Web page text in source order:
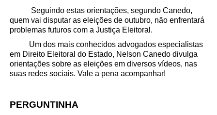
Seguindo estas orientações, segundo Canedo,
quem vai disputar as eleições de outubro, não enfrentará
problemas futuros com a Justiça Eleitoral.
Um dos mais conhecidos advogados especialistas
em Direito Eleitoral do Estado, Nelson Canedo divulga
orientações sobre as eleições em diversos vídeos, nas
suas redes sociais. Vale a pena acompanhar!
PERGUNTINHA